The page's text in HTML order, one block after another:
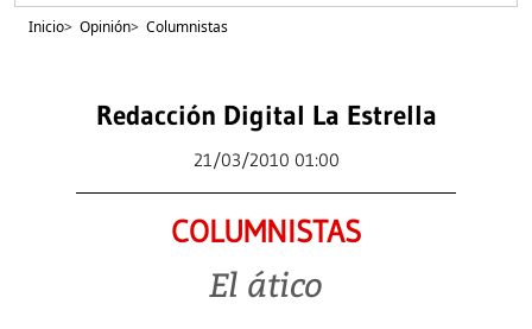
Inicio> Opinión> Columnistas
Redacción Digital La Estrella
21/03/2010 01:00
COLUMNISTAS
El ático